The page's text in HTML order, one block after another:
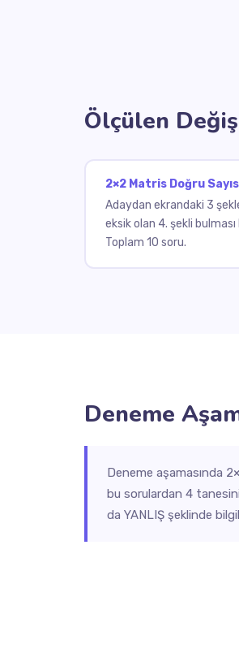
Ölçülen
2×2 Matris Doğru
Adaydan ekrandaki 3
eksik olan 4. şekli bulması
Toplam 10 soru.
Deneme
Deneme aşamasında
bu sorulardan 4
da YANLIŞ şeklinde